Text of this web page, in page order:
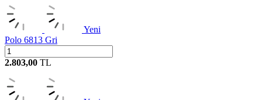
Yeni
Polo 6813 Gri
2.803,00 TL